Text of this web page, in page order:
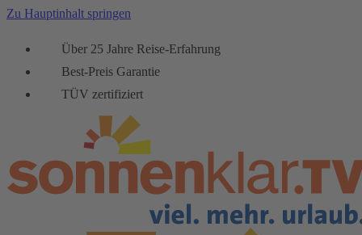
Zu Hauptinhalt springen
Über 25 Jahre Reise-Erfahrung
Best-Preis Garantie
TÜV zertifiziert